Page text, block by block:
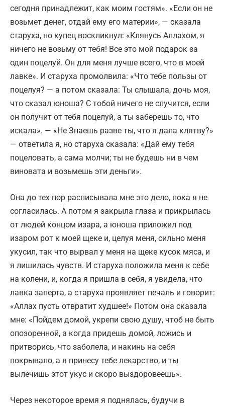
сегодня принадлежит, как моим гостям». «Если он не
возьмет денег, отдай ему его материи», — сказала
старуха, но купец воскликнул: «Клянусь Аллахом, я
ничего не возьму от тебя! Все это мой подарок за
один поцелуй. Он для меня лучше всего, что в моей
лавке». И старуха промолвила: «Что тебе пользы от
поцелуя? — а потом сказала: Ты слышала, дочь моя,
что сказал юноша? С тобой ничего не случится, если
он получит от тебя поцелуй, а ты заберешь то, что
искала». — «Не Знаешь разве ты, что я дала клятву?»
— ответила я, но старуха сказала: «Дай ему тебя
поцеловать, а сама молчи; ты не будешь ни в чем
виновата и возьмешь эти деньги».
Она до тех пор расписывала мне это дело, пока я не
согласилась. А потом я закрыла глаза и прикрылась
от людей концом изара, а юноша приложил под
изаром рот к моей щеке и, целуя меня, сильно меня
укусил, так что вырвал у меня на щеке кусок мяса, и
я лишилась чувств. И старуха положила меня к себе
на колени, и, когда я пришла в себя, я увидела, что
лавка заперта, а старуха проявляет печаль и говорит:
«Аллах пусть отвратит худшее!» Потом она сказала
мне: «Пойдем домой, укрепи свою душу, чтоб не быть
опозоренной, а когда придешь домой, ложись и
притворись, что заболела, и накинь на себя
покрывало, а я принесу тебе лекарство, и ты
вылечишь этот укус и скоро выздоровеешь».
Через некоторое время я поднялась, будучи в